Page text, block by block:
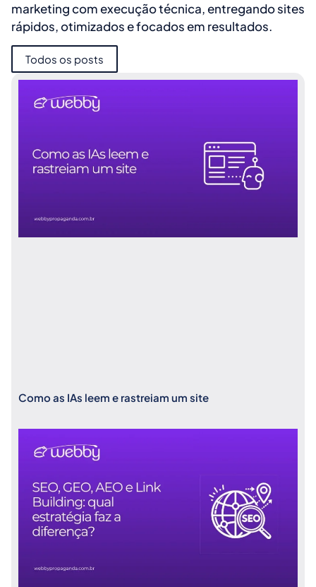
marketing com execução técnica, entregando sites
rápidos, otimizados e focados em resultados.
Todos os posts
Como as IAs leem e rastreiam um site